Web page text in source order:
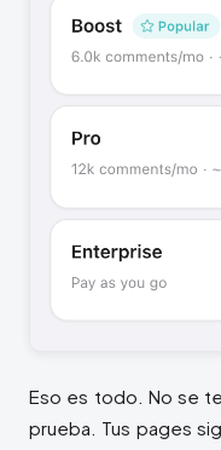
Eso es todo. No se
prueba. Tus pages